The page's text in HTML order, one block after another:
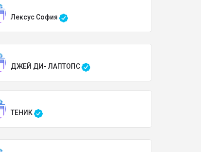
Лексус София
ДЖЕЙ ДИ- ЛАПТОПС
ТЕНИК